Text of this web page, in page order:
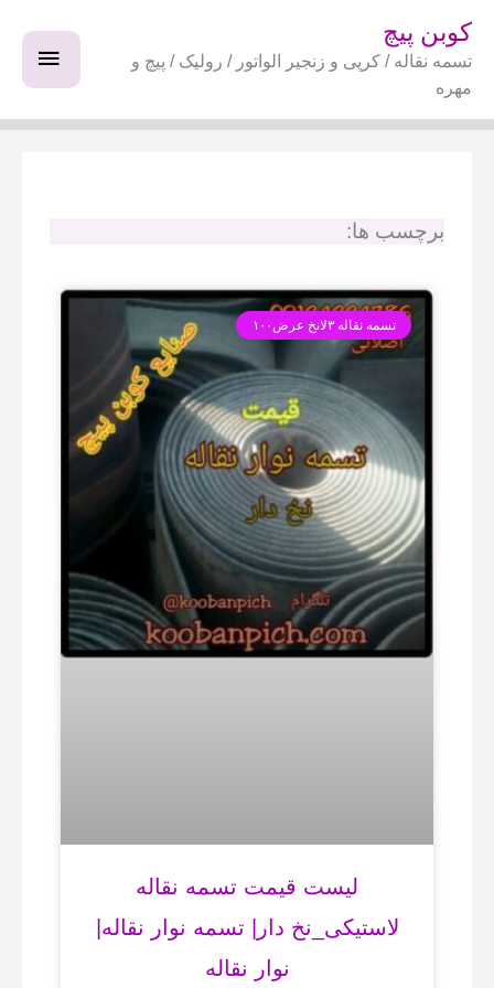
کوبن پیچ
تسمه نقاله / کرپی و زنجیر الواتور / رولیک / پیچ و
مهره
برچسب ها:
تسمه نقاله ۳لانخ عرض۱۰۰
لیست قیمت تسمه نقاله
لاستیکی_نخ دار| تسمه نوار نقاله|
نوار نقاله